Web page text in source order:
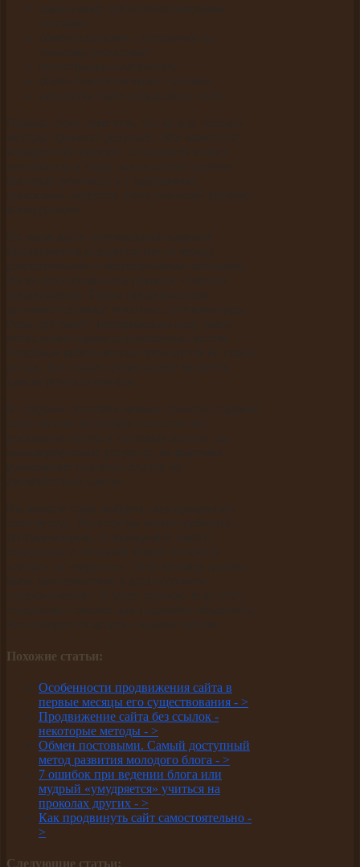
Похожие статьи:
Особенности продвижения сайта в
первые месяцы его существования - >
Продвижение сайта без ссылок -
некоторые методы - >
Обмен постовыми. Самый доступный
метод развития молодого блога - >
7 ошибок при ведении блога или
мудрый «умудряется» учиться на
проколах других - >
Как продвинуть сайт самостоятельно -
>
Следующие статьи: